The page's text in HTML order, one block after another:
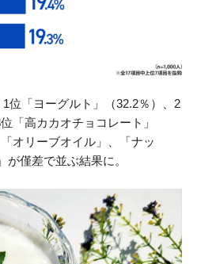
位「ヨーグルト」（32.2％）、2
「高カカオチョコレート」
オリーブオイル」、「ナッ
僅差で並ぶ結果に。